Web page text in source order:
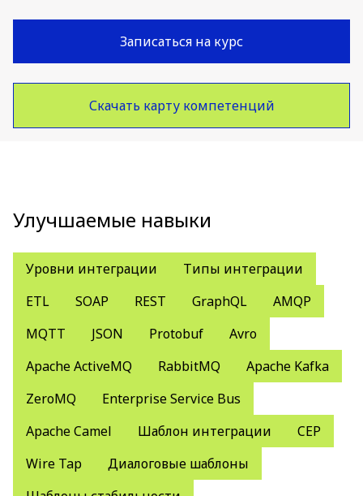
Записаться на курс
Скачать карту компетенций
Улучшаемые навыки
Уровни интеграции
Типы интеграции
ETL
SOAP REST GraphQL
AMQP
MQTT
JSON Protobuf
Avro
Apache ActiveMQ
RabbitMQ
Apache Kafka
ZeroMQ
Enterprise Service Bus
Apache Camel
Шаблон интеграции
CEP
Wire Tap
Диалоговые шаблоны